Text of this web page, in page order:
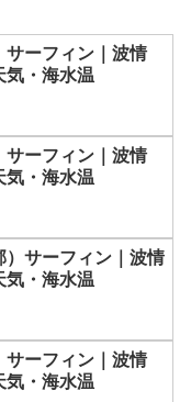
サーフィン｜波情
気・海水温
サーフィン｜波情
気・海水温
）サーフィン｜波情
気・海水温
サーフィン｜波情
気・海水温